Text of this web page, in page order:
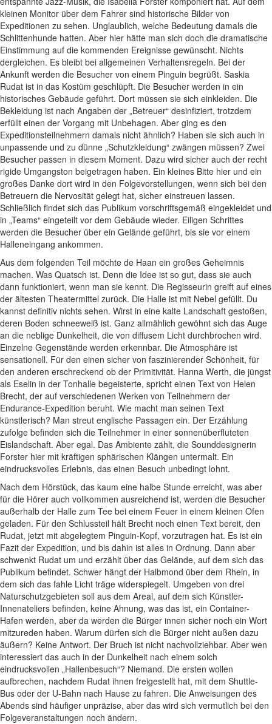
kleinen Monitor über dem Fahrer sind historische Bilder von
Expeditionen zu sehen. Unglaublich, welche Bedeutung damals die
Schlittenhunde hatten. Aber hier hätte man sich doch die dramatische
Einstimmung auf die kommenden Ereignisse gewünscht. Nichts
dergleichen. Es bleibt bei allgemeinen Verhaltensregeln. Bei der
Ankunft werden die Besucher von einem Pinguin begrüßt. Saskia
Rudat ist in das Kostüm geschlüpft. Die Besucher werden in ein
historisches Gebäude geführt. Dort müssen sie sich einkleiden. Die
Bekleidung ist nach Angaben der „Betreuer“ desinfiziert, trotzdem
erfüllt einen der Vorgang mit Unbehagen. Aber ging es den
Expeditionsteilnehmern damals nicht ähnlich? Haben sie sich auch in
unpassende und zu dünne „Schutzkleidung“ zwängen müssen? Zwei
Besucher passen in diesem Moment. Dazu wird sicher auch der recht
rigide Umgangston beigetragen haben. Ein kleines Bitte hier und ein
großes Danke dort wird in den Folgevorstellungen, wenn sich bei den
Betreuern die Nervosität gelegt hat, sicher einstreuen lassen.
Schließlich findet sich das Publikum vorschriftsgemäß eingekleidet und
in „Teams“ eingeteilt vor dem Gebäude wieder. Eiligen Schrittes
werden die Besucher über ein Gelände geführt, bis sie vor einem
Halleneingang ankommen.
Aus dem folgenden Teil möchte de Haan ein großes Geheimnis
machen. Was Quatsch ist. Denn die Idee ist so gut, dass sie auch
dann funktioniert, wenn man sie kennt. Die Regisseurin greift auf eines
der ältesten Theatermittel zurück. Die Halle ist mit Nebel gefüllt. Du
kannst definitiv nichts sehen. Wirst in eine kalte Landschaft gestoßen,
deren Boden schneeweiß ist. Ganz allmählich gewöhnt sich das Auge
an die neblige Dunkelheit, die von diffusem Licht durchbrochen wird.
Einzelne Gegenstände werden erkennbar. Die Atmosphäre ist
sensationell. Für den einen sicher von faszinierender Schönheit, für
den anderen erschreckend ob der Primitivität. Hanna Werth, die jüngst
als Eselin in der Tonhalle begeisterte, spricht einen Text von Helen
Brecht, der auf verschiedenen Werken von Teilnehmern der
Endurance-Expedition beruht. Wie macht man seinen Text
künstlerisch? Man streut englische Passagen ein. Der Erzählung
zufolge befinden sich die Teilnehmer in einer sonnenüberfluteten
Eislandschaft. Aber egal. Das Ambiente zählt, die Sounddesignerin
Forster hier mit kräftigen sphärischen Klängen untermalt. Ein
eindrucksvolles Erlebnis, das einen Besuch unbedingt lohnt.
Nach dem Hörstück, das kaum eine halbe Stunde erreicht, was aber
für die Hörer auch vollkommen ausreichend ist, werden die Besucher
außerhalb der Halle zum Tee bei einem Feuer in einem kleinen Ofen
geladen. Für den Schlussteil hält Brecht noch einen Text bereit, den
Rudat, jetzt mit abgelegtem Pinguin-Kopf, vorzutragen hat. Es ist ein
Fazit der Expedition, und bis dahin ist alles in Ordnung. Dann aber
schwenkt Rudat um und erzählt über das Gelände, auf dem sich das
Publikum befindet. Schwer hängt der Halbmond über dem Rhein, in
dem sich das fahle Licht träge widerspiegelt. Umgeben von drei
Naturschutzgebieten soll aus dem Areal, auf dem sich Künstler-
Innenateliers befinden, keine Ahnung, was das ist, ein Container-
Hafen werden, aber da werden die Bürger innen sicher noch ein Wort
mitzureden haben. Warum dürfen sich die Bürger nicht außen dazu
äußern? Keine Antwort. Der Bruch ist nicht nachvollziehbar. Aber wen
interessiert das auch in der Dunkelheit nach einem solch
eindrucksvollen „Hallenbesuch“? Niemand. Die ersten wollen
aufbrechen, nachdem Rudat ihnen freigestellt hat, mit dem Shuttle-
Bus oder der U-Bahn nach Hause zu fahren. Die Anweisungen des
Abends sind häufiger unpräzise, aber das wird sich vermutlich bei den
Folgeveranstaltungen noch ändern.